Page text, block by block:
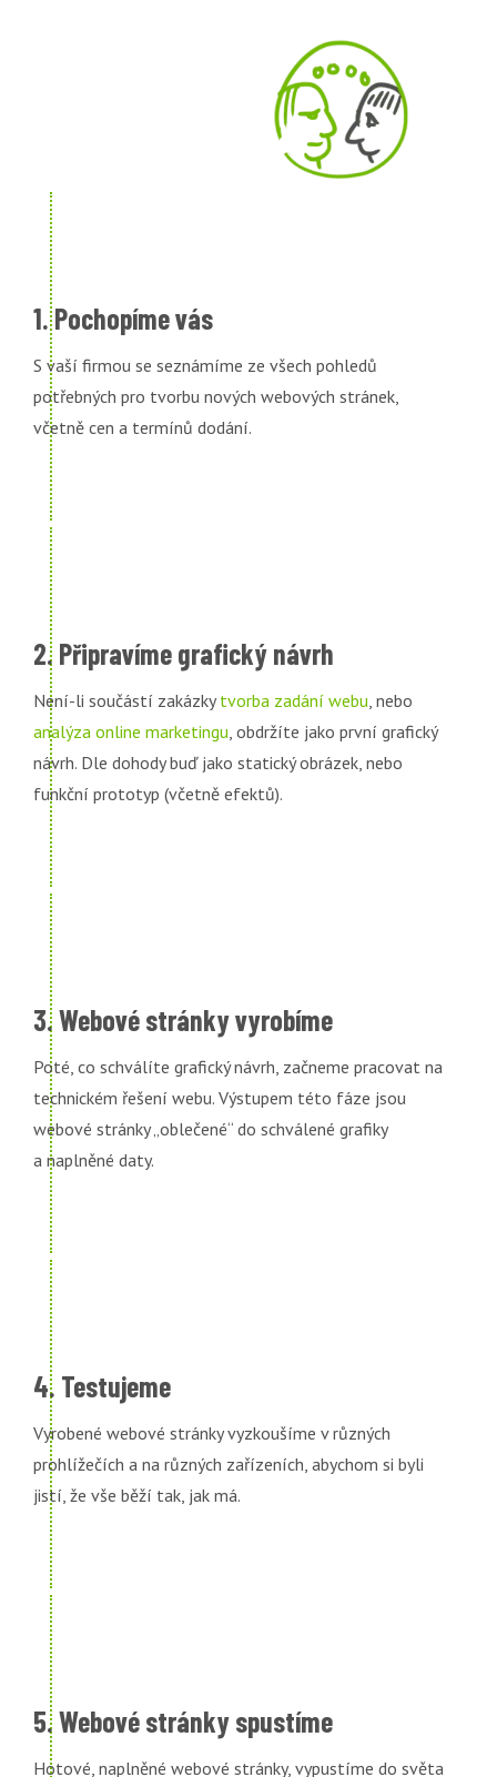
1. Pochopíme vás
S vaší firmou se seznámíme ze všech pohledů
potřebných pro tvorbu nových webových stránek,
včetně cen a termínů dodání.
2. Připravíme grafický návrh
Není-li součástí zakázkytvorba zadání webu, nebo
analýza online marketingu, obdržíte jako první grafický
návrh. Dle dohody buď jako statický obrázek, nebo
funkční prototyp (včetně efektů).
3. Webové stránky vyrobíme
Poté, co schválíte grafický návrh, začneme pracovat na
technickém řešení webu. Výstupem této fáze jsou
webové stránky „oblečené“ do schválené grafiky
a naplněné daty.
4. Testujeme
Vyrobené webové stránky vyzkoušíme v různých
prohlížečích a na různých zařízeních, abychom si byli
jistí, že vše běží tak, jak má.
5. Webové stránky spustíme
Hotové, naplněné webové stránky, vypustíme do světa